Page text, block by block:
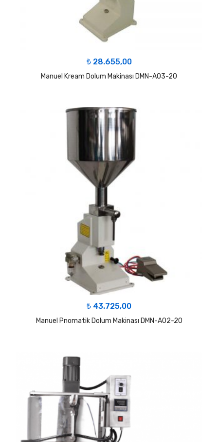
₺28.655,00
Manuel Kream Dolum Makinası DMN-A03-20
₺ 43.725,00
Manuel Pnomatik Dolum Makinası DMN-A02-20